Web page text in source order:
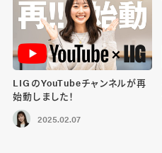
LIGのYouTubeチャンネルが再
始動しました！
2025.02.07